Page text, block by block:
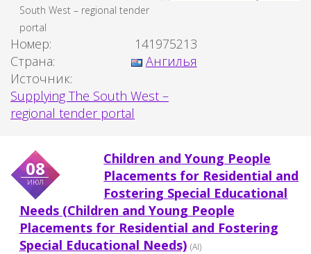
South West – regional tender
portal
Номер:
141975213
Страна:
Ангилья
Источник:
Supplying The South West –
regional tender portal
08
июл
Children and Young People
Placements for Residential and
Fostering Special Educational
Needs (Children and Young People
Placements for Residential and Fostering
Special Educational Needs) (AI)